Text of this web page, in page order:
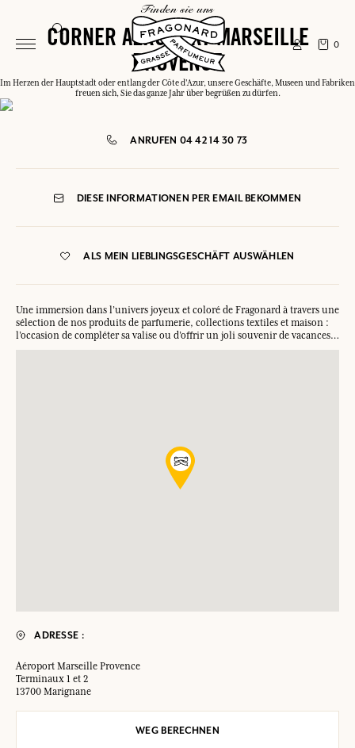
0
finden sie uns
CORNER AÉROPORT MARSEILLE
PROVENCE
Im Herzen der Hauptstadt oder entlang der Côte d'Azur, unsere Geschäfte, Museen und Fabriken
freuen sich, Sie das ganze Jahr über begrüßen zu dürfen.
ANRUFEN 04 42 14 30 73
DIESE INFORMATIONEN PER EMAIL BEKOMMEN
ALS MEIN LIEBLINGSGESCHÄFT AUSWÄHLEN
Une immersion dans l’univers joyeux et coloré de Fragonard à travers une
sélection de nos produits de parfumerie, collections textiles et maison :
l’occasion de compléter sa valise ou d’offrir un joli souvenir de vacances…
ADRESSE :
Aéroport Marseille Provence
Terminaux 1 et 2
13700 Marignane
WEG BERECHNEN